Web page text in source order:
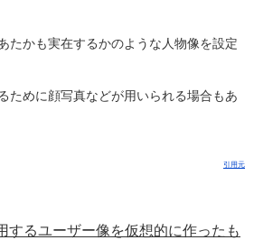
たかも実在するかのような人物像を設定
ために顔写真などが用いられる場合もあ
引用元
するユーザー像を仮想的に作ったも